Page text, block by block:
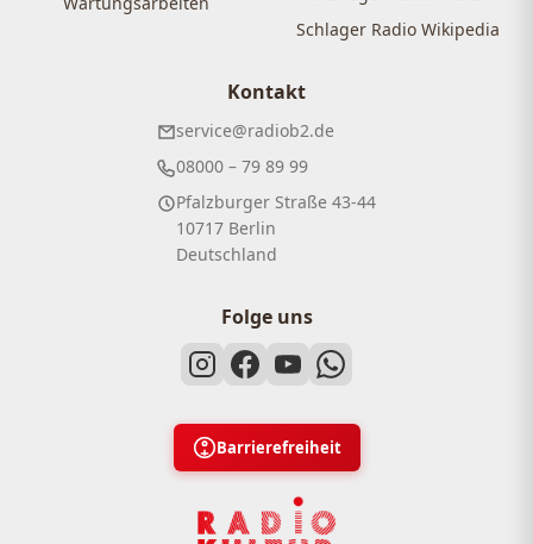
Schlager Radio Wikipedia
Kontakt
service@radiob2.de
08000 – 79 89 99
Pfalzburger Straße 43-44
10717 Berlin
Deutschland
Folge uns
Barrierefreiheit